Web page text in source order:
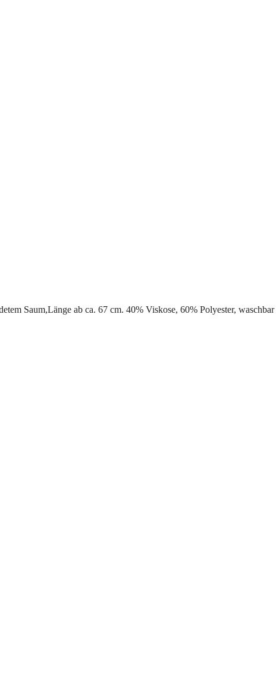
Saum,Länge ab ca. 67 cm. 40% Viskose, 60% Polyester,